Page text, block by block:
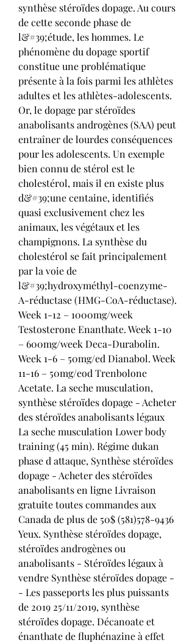
synthèse stéroïdes dopage. Au cours
de cette seconde phase de
l&#39;étude, les hommes. Le
phénomène du dopage sportif
constitue une problématique
présente à la fois parmi les athlètes
adultes et les athlètes-adolescents.
Or, le dopage par stéroïdes
anabolisants androgènes (SAA) peut
entraîner de lourdes conséquences
pour les adolescents. Un exemple
bien connu de stérol est le
cholestérol, mais il en existe plus
d&#39;une centaine, identifiés
quasi exclusivement chez les
animaux, les végétaux et les
champignons. La synthèse du
cholestérol se fait principalement
par la voie de
l&#39;hydroxyméthyl-coenzyme-
A-réductase (HMG-CoA-réductase).
Week 1-12 – 1000mg/week
Testosterone Enanthate. Week 1-10
– 600mg/week Deca-Durabolin.
Week 1-6 – 50mg/ed Dianabol. Week
11-16 – 50mg/eod Trenbolone
Acetate. La seche musculation,
synthèse stéroïdes dopage - Acheter
des stéroïdes anabolisants légaux
La seche musculation Lower body
training (45 min). Régime dukan
phase d attaque, Synthèse stéroïdes
dopage - Acheter des stéroïdes
anabolisants en ligne Livraison
gratuite toutes commandes aux
Canada de plus de 50$ (581)578-9436
Yeux. Synthèse stéroïdes dopage,
stéroïdes androgènes ou
anabolisants - Stéroïdes légaux à
vendre Synthèse stéroïdes dopage -
- Les passeports les plus puissants
de 2019 25/11/2019, synthèse
stéroïdes dopage. Décanoate et
énanthate de fluphénazine à effet